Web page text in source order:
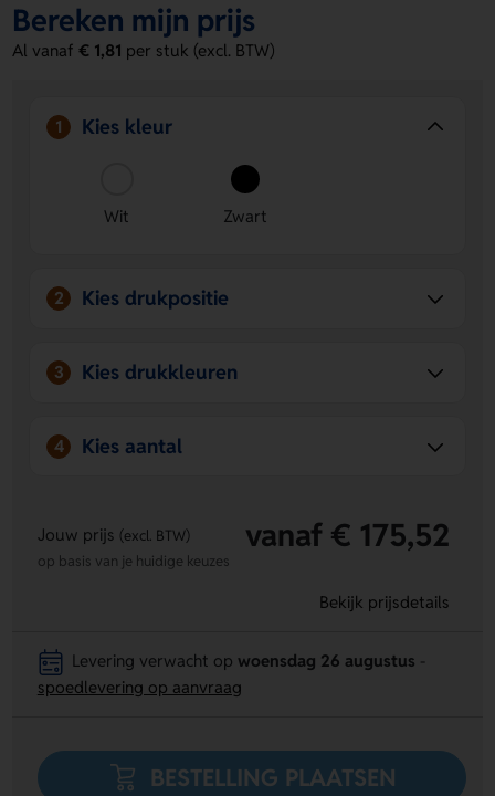
eigen twist. Bestel of vraag een prijs op.
Voordelen van de Edward Poli Strohoed
naam of eigen ontwerp aanbrengen voor een unieke
look.
De natuurlijke strooien
uitvoering draagt fijn en is ideaal voor zonnige dagen.
Direct inzetbaar in Wit en Zwart
Bereken mijn prijs
Al vanaf€ 1,81 per stuk (excl. BTW)
1 Kies kleur
Wit Zwart
2 Kies drukpositie
3 Kies drukkleuren
4 Kies aantal
Jouw prijs (excl. BTW) vanaf € 175,52
op basis van je huidige keuzes
Bekijk prijsdetails
Levering verwacht op woensdag 26 augustus
spoedlevering op aanvraag
BESTELLING PLAATSEN